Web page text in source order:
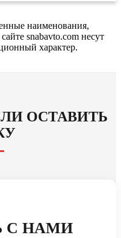
наименования,
snabavto.com несут
характер.
ОСТАВИТЬ
С НАМИ